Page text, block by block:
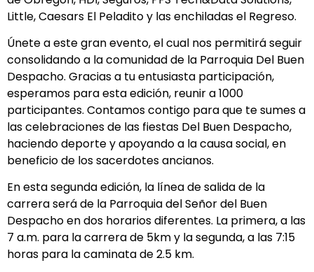
Little, Caesars El Peladito y las enchiladas el Regreso.
Únete a este gran evento, el cual nos permitirá seguir
consolidando a la comunidad de la Parroquia Del Buen
Despacho. Gracias a tu entusiasta participación,
esperamos para esta edición, reunir a 1000
participantes. Contamos contigo para que te sumes a
las celebraciones de las fiestas Del Buen Despacho,
haciendo deporte y apoyando a la causa social, en
beneficio de los sacerdotes ancianos.
En esta segunda edición, la línea de salida de la
carrera será de la Parroquia del Señor del Buen
Despacho en dos horarios diferentes. La primera, a las
7 a.m. para la carrera de 5km y la segunda, a las 7:15
horas para la caminata de 2.5 km.